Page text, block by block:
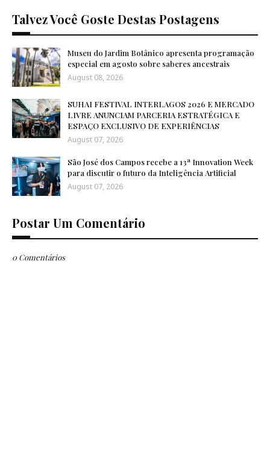
Talvez Você Goste Destas Postagens
Museu do Jardim Botânico apresenta programação
especial em agosto sobre saberes ancestrais
August 08, 2026
SUHAI FESTIVAL INTERLAGOS 2026 E MERCADO
LIVRE ANUNCIAM PARCERIA ESTRATÉGICA E
ESPAÇO EXCLUSIVO DE EXPERIÊNCIAS
August 07, 2026
São José dos Campos recebe a 13ª Innovation Week
para discutir o futuro da Inteligência Artificial
August 07, 2026
Postar Um Comentário
0 Comentários